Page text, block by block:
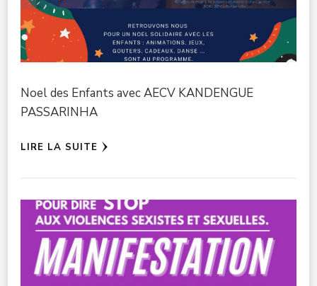
Noel des Enfants avec AECV KANDENGUE
PASSARINHA
LIRE LA SUITE